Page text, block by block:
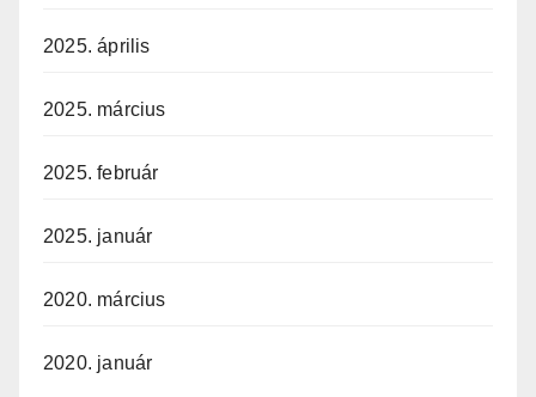
2025. április
2025. március
2025. február
2025. január
2020. március
2020. január